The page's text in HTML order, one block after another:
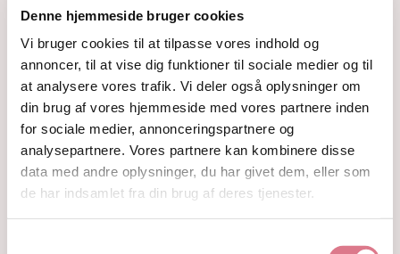
Denne hjemmeside bruger cookies
Vi bruger cookies til at tilpasse vores indhold og
annoncer, til at vise dig funktioner til sociale medier og til
at analysere vores trafik. Vi deler også oplysninger om
din brug af vores hjemmeside med vores partnere inden
for sociale medier, annonceringspartnere og
analysepartnere. Vores partnere kan kombinere disse
data med andre oplysninger, du har givet dem, eller som
de har indsamlet fra din brug af deres tjenester.
Sorte, brune og grå krystaller
Smykker
Armbånd
Penduler
Ringe
Øreringe
Vedhæng
Røgelse og genopladning af krystaller
Skåle og fade
Orakelkort
Krystalindex